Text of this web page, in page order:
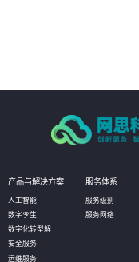
产品与解决方案
人工智能
数字孪生
数字化转型解
安全服务
运维服务
服务体系
服务级别
服务网络